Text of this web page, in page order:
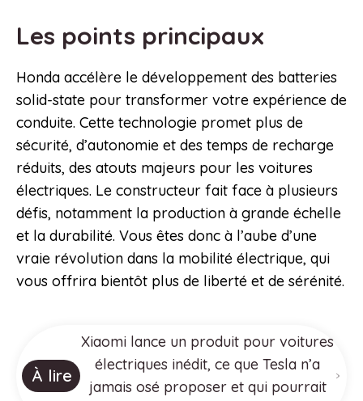
Les points principaux
Honda accélère le développement des batteries
solid-state pour transformer votre expérience de
conduite. Cette technologie promet plus de
sécurité, d’autonomie et des temps de recharge
réduits, des atouts majeurs pour les voitures
électriques. Le constructeur fait face à plusieurs
défis, notamment la production à grande échelle
et la durabilité. Vous êtes donc à l’aube d’une
vraie révolution dans la mobilité électrique, qui
vous offrira bientôt plus de liberté et de sérénité.
À lire
Xiaomi lance un produit pour voitures
électriques inédit, ce que Tesla n’a
jamais osé proposer et qui pourrait